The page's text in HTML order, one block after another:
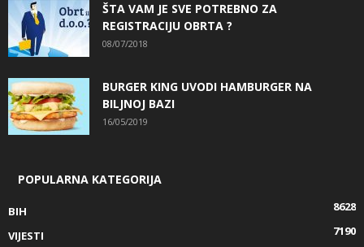
ŠTA VAM JE SVE POTREBNO ZA
REGISTRACIJU OBRTA ?
08/07/2018
BURGER KING UVODI HAMBURGER NA
BILJNOJ BAZI
16/05/2019
POPULARNA KATEGORIJA
BIH
8628
VIJESTI
7190